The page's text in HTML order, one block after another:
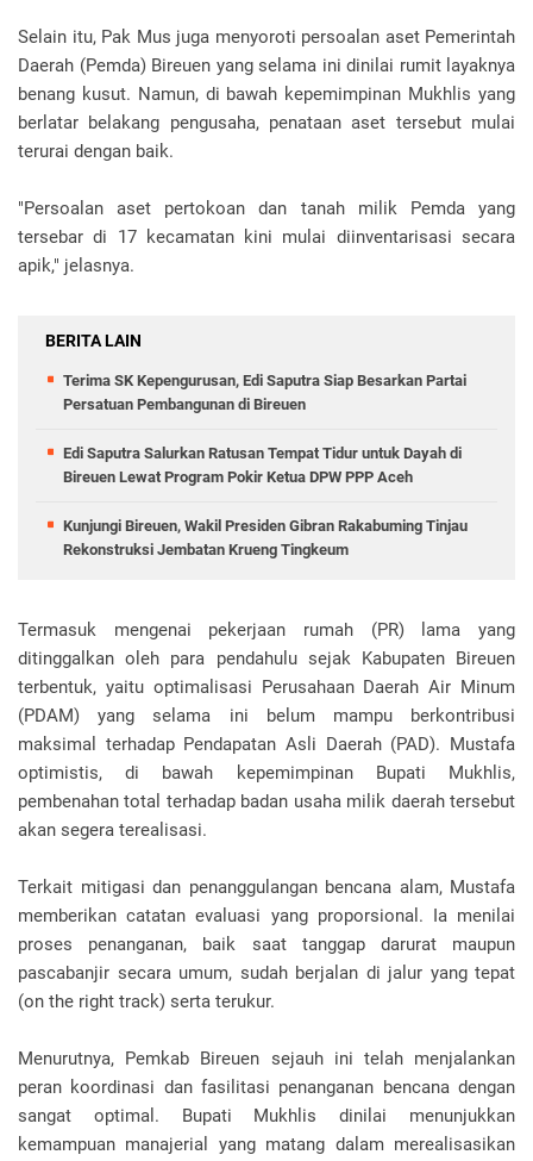
Selain itu, Pak Mus juga menyoroti persoalan aset Pemerintah
Daerah (Pemda) Bireuen yang selama ini dinilai rumit layaknya
benang kusut. Namun, di bawah kepemimpinan Mukhlis yang
berlatar belakang pengusaha, penataan aset tersebut mulai
terurai dengan baik.
"Persoalan aset pertokoan dan tanah milik Pemda yang
tersebar di 17 kecamatan kini mulai diinventarisasi secara
apik," jelasnya.
BERITA LAIN
Terima SK Kepengurusan, Edi Saputra Siap Besarkan Partai
Persatuan Pembangunan di Bireuen
Edi Saputra Salurkan Ratusan Tempat Tidur untuk Dayah di
Bireuen Lewat Program Pokir Ketua DPW PPP Aceh
Kunjungi Bireuen, Wakil Presiden Gibran Rakabuming Tinjau
Rekonstruksi Jembatan Krueng Tingkeum
Termasuk mengenai pekerjaan rumah (PR) lama yang
ditinggalkan oleh para pendahulu sejak Kabupaten Bireuen
terbentuk, yaitu optimalisasi Perusahaan Daerah Air Minum
(PDAM) yang selama ini belum mampu berkontribusi
maksimal terhadap Pendapatan Asli Daerah (PAD). Mustafa
optimistis, di bawah kepemimpinan Bupati Mukhlis,
pembenahan total terhadap badan usaha milik daerah tersebut
akan segera terealisasi.
Terkait mitigasi dan penanggulangan bencana alam, Mustafa
memberikan catatan evaluasi yang proporsional. Ia menilai
proses penanganan, baik saat tanggap darurat maupun
pascabanjir secara umum, sudah berjalan di jalur yang tepat
(on the right track) serta terukur.
Menurutnya, Pemkab Bireuen sejauh ini telah menjalankan
peran koordinasi dan fasilitasi penanganan bencana dengan
sangat optimal. Bupati Mukhlis dinilai menunjukkan
kemampuan manajerial yang matang dalam merealisasikan